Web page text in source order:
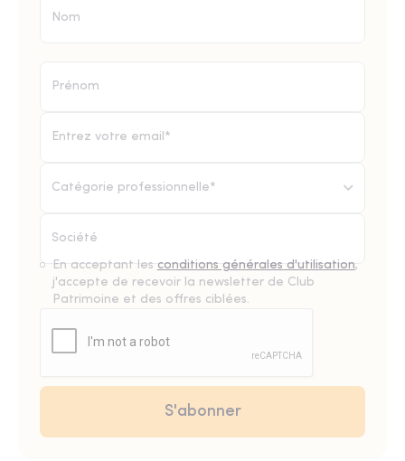
Catégorie professionnelle*
En acceptant les conditions générales d'utilisation,
j'accepte de recevoir la newsletter de Club
Patrimoine et des offres ciblées.